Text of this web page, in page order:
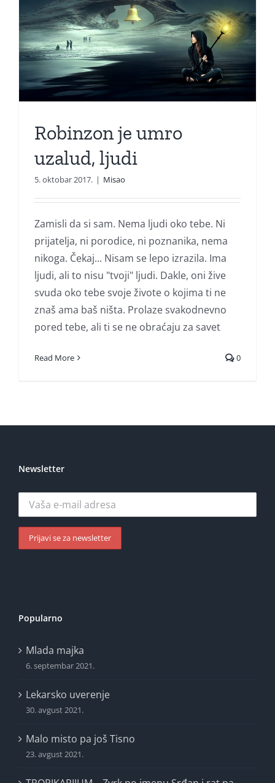
Robinzon je umro
uzalud, ljudi
5. oktobar 2017. | Misao
Zamisli da si sam. Nema ljudi oko tebe. Ni
prijatelja, ni porodice, ni poznanika, nema
nikoga. Čekaj... Nisam se lepo izrazila. Ima
ljudi, ali to nisu "tvoji" ljudi. Dakle, oni žive
svuda oko tebe svoje živote o kojima ti ne
znaš ama baš ništa. Prolaze svakodnevno
pored tebe, ali ti se ne obraćaju za savet
Read More 0
Newsletter
Popularno
Mlada majka
6. septembar 2021.
Lekarsko uverenje
30. avgust 2021.
Malo misto pa još Tisno
23. avgust 2021.